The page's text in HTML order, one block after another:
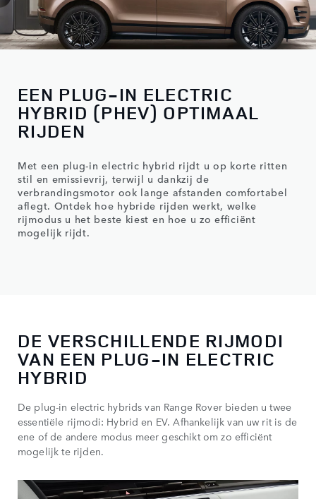
EEN PLUG-IN ELECTRIC
HYBRID (PHEV) OPTIMAAL
RIJDEN
Met een plug-in electric hybrid rijdt u op korte ritten
stil en emissievrij, terwijl u dankzij de
verbrandingsmotor ook lange afstanden comfortabel
aflegt. Ontdek hoe hybride rijden werkt, welke
rijmodus u het beste kiest en hoe u zo efficiënt
mogelijk rijdt.
DE VERSCHILLENDE RIJMODI
VAN EEN PLUG-IN ELECTRIC
HYBRID
De plug-in electric hybrids van Range Rover bieden u twee
essentiële rijmodi: Hybrid en EV. Afhankelijk van uw rit is de
ene of de andere modus meer geschikt om zo efficiënt
mogelijk te rijden.